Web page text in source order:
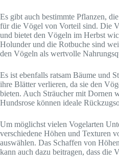
Es gibt auch bestimmte Pflanzen,
für die Vögel von Vorteil sind. Die
und bietet den Vögeln im Herbst
Holunder und die Rotbuche sind
den Vögeln als wertvolle
Es ist ebenfalls ratsam Bäume und
ihre Blätter verlieren, da sie den
bieten. Auch Sträucher mit Dornen
Hundsrose können ideale
Um möglichst vielen Vogelarten
verschiedene Höhen und Texturen
auswählen. Das Schaffen von
kann auch dazu beitragen, dass die